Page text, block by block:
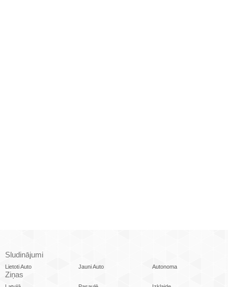
Sludinājumi
Lietoti Auto Jauni Auto Autonoma
Ziņas